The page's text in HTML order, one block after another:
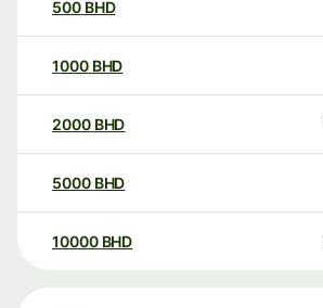
500 BHD
1000 BHD
2000 BHD
5000 BHD
10000 BHD